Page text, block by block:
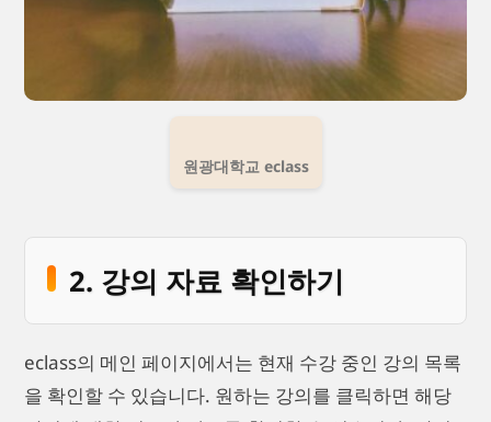
원광대학교 eclass
2. 강의 자료 확인하기
eclass의 메인 페이지에서는 현재 수강 중인 강의 목록
을 확인할 수 있습니다. 원하는 강의를 클릭하면 해당